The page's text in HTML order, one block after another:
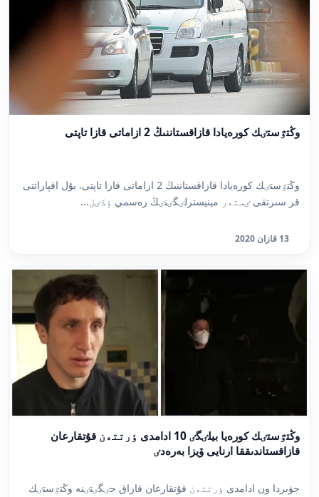
وڭتٷستٸك كورەيادا قازاقستاننىڭ 2 ازاماتى قازا تاپتى
وڭتٷستٸك كورەيادا قازاقستاننىڭ 2 ازاماتى قازا تاپتى. بۇل اقپاراتتى
قر سىرتقى ٸستەر مينيسترلٸگٸنٸڭ رەسمي ٶكٸل...
13 قازان 2020
وڭتٷستٸك كورەيا بيلٸگٸ 10 ادامدى ٶرتتەن قۇتقارعان
قازاقستاندىققا ارنايى ۆيزا بەرەدٸ
جۋىردا ون ادامدى ٶرتتەن قۇتقارعان قازاق جٸگٸتٸنە وڭتٷستٸك